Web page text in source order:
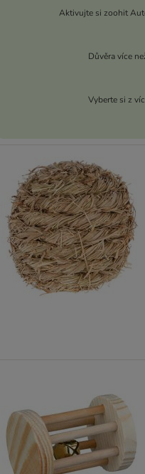
Aktivujte si zoohit
Důvěra více
Vyberte si z